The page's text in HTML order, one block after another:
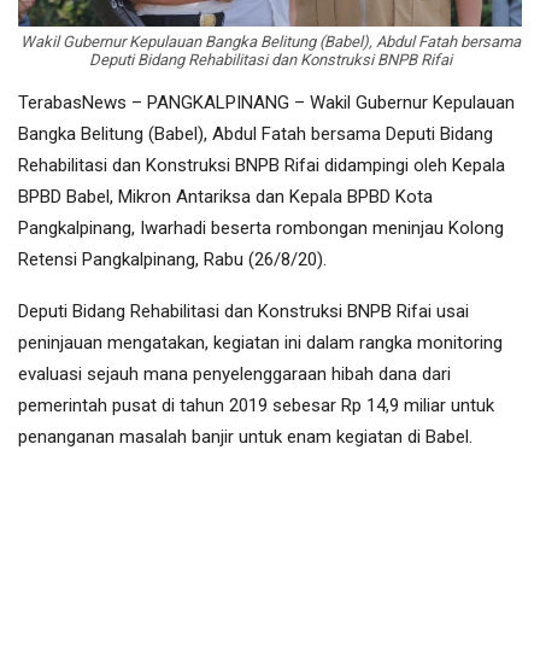
Wakil Gubernur Kepulauan Bangka Belitung (Babel), Abdul Fatah bersama
Deputi Bidang Rehabilitasi dan Konstruksi BNPB Rifai
TerabasNews – PANGKALPINANG – Wakil Gubernur Kepulauan
Bangka Belitung (Babel), Abdul Fatah bersama Deputi Bidang
Rehabilitasi dan Konstruksi BNPB Rifai didampingi oleh Kepala
BPBD Babel, Mikron Antariksa dan Kepala BPBD Kota
Pangkalpinang, Iwarhadi beserta rombongan meninjau Kolong
Retensi Pangkalpinang, Rabu (26/8/20).
Deputi Bidang Rehabilitasi dan Konstruksi BNPB Rifai usai
peninjauan mengatakan, kegiatan ini dalam rangka monitoring
evaluasi sejauh mana penyelenggaraan hibah dana dari
pemerintah pusat di tahun 2019 sebesar Rp 14,9 miliar untuk
penanganan masalah banjir untuk enam kegiatan di Babel.